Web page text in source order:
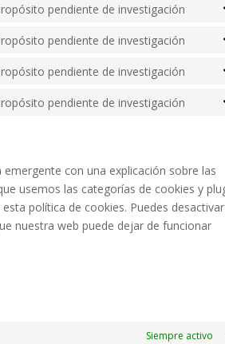
pendiente de investigación
pendiente de investigación
pendiente de investigación
pendiente de investigación
varios
con una explicación sobre las
usemos las categorías de cookies y
política de cookies. Puedes
nuestra web puede dejar de funcionar
Siempre activo